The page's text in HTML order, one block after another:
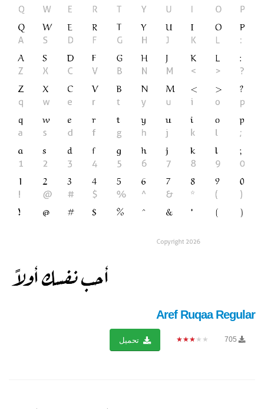
Aref Ruqaa Regular
705
★★★★★ تحميل